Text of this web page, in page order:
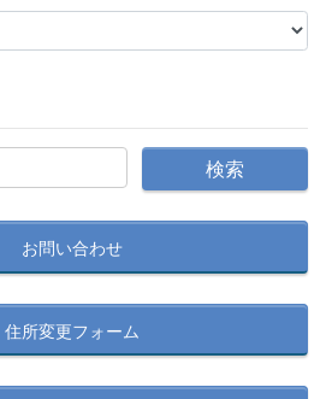
お問い合わせ
住所変更フォーム